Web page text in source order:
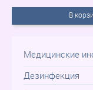
В
Медицинские
Дезинфекция